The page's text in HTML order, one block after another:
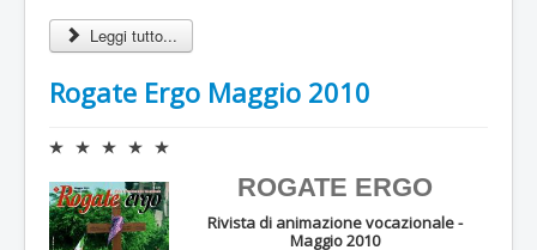
Leggi tutto...
Rogate Ergo Maggio 2010
V
l
u
t
ROGATE ERGO
Rivista di animazione vocazionale -
Maggio 2010